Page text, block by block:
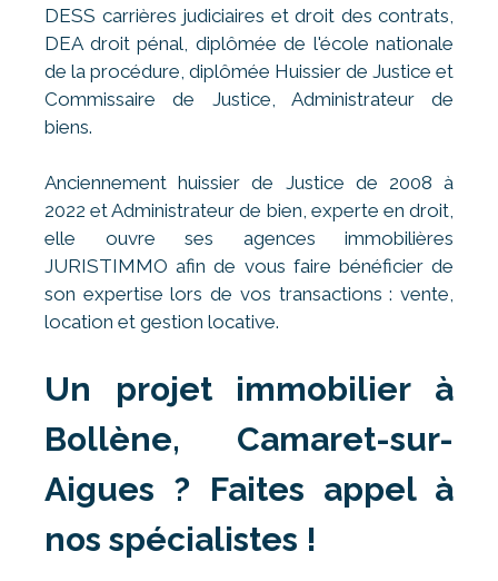
DESS carrières judiciaires et droit des contrats,
DEA droit pénal, diplômée de l'école nationale
de la procédure, diplômée Huissier de Justice et
Commissaire de Justice, Administrateur de
biens.
Anciennement huissier de Justice de 2008 à
2022 et Administrateur de bien, experte en droit,
elle ouvre ses agences immobilières
JURISTIMMO afin de vous faire bénéficier de
son expertise lors de vos transactions : vente,
location et gestion locative.
Un projet immobilier à
Bollène, Camaret-sur-
Aigues ? Faites appel à
nos spécialistes !